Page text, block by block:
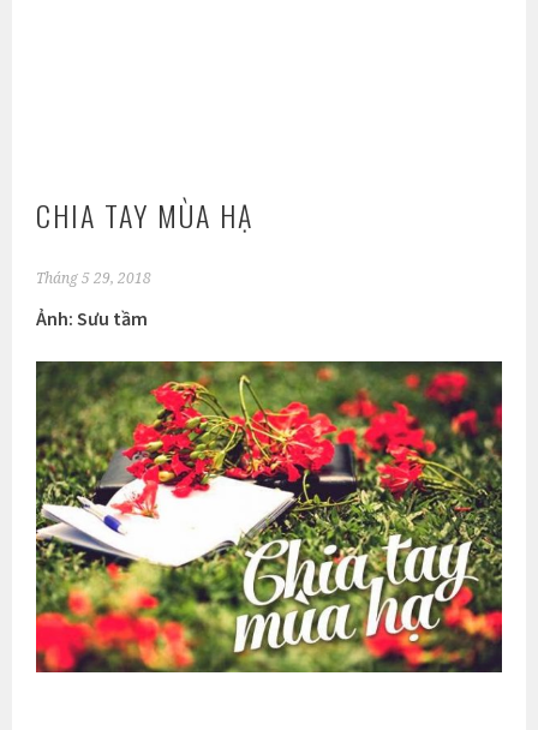
CHIA TAY MÙA HẠ
Tháng 5 29, 2018
Ảnh: Sưu tầm